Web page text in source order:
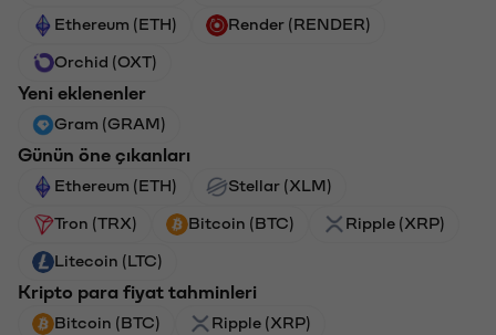
Ethereum (ETH) Render (RENDER)
Orchid (OXT)
Yeni eklenenler
Gram (GRAM)
Günün öne çıkanları
Ethereum (ETH) Stellar (XLM)
Tron (TRX) Bitcoin (BTC) Ripple (XRP)
Litecoin (LTC)
Kripto para fiyat tahminleri
Bitcoin (BTC) Ripple (XRP)